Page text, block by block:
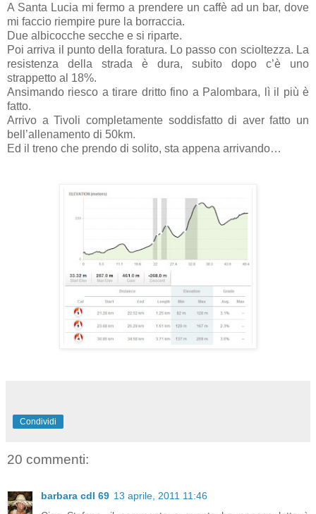
A Santa Lucia mi fermo a prendere un caffè ad un bar, dove
mi faccio riempire pure la borraccia.
Due albicocche secche e si riparte.
Poi arriva il punto della foratura. Lo passo con scioltezza. La
resistenza della strada è dura, subito dopo c’è uno
strappetto al 18%.
Ansimando riesco a tirare dritto fino a Palombara, lì il più è
fatto.
Arrivo a Tivoli completamente soddisfatto di aver fatto un
bell’allenamento di 50km.
Ed il treno che prendo di solito, sta appena arrivando…
Condividi
20 commenti:
barbara cdl 69 13 aprile, 2011 11:46